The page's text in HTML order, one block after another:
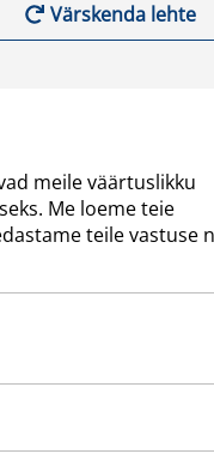
Värskenda lehte
meile väärtuslikku
Me loeme teie
teile vastuse